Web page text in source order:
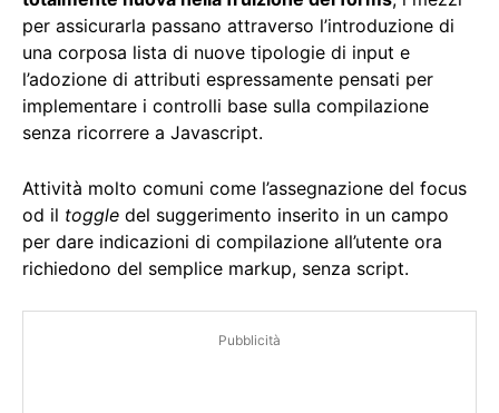
per assicurarla passano attraverso l’introduzione di
una corposa lista di nuove tipologie di input e
l’adozione di attributi espressamente pensati per
implementare i controlli base sulla compilazione
senza ricorrere a Javascript.
Attività molto comuni come l’assegnazione del focus
od il toggle del suggerimento inserito in un campo
per dare indicazioni di compilazione all’utente ora
richiedono del semplice markup, senza script.
Pubblicità